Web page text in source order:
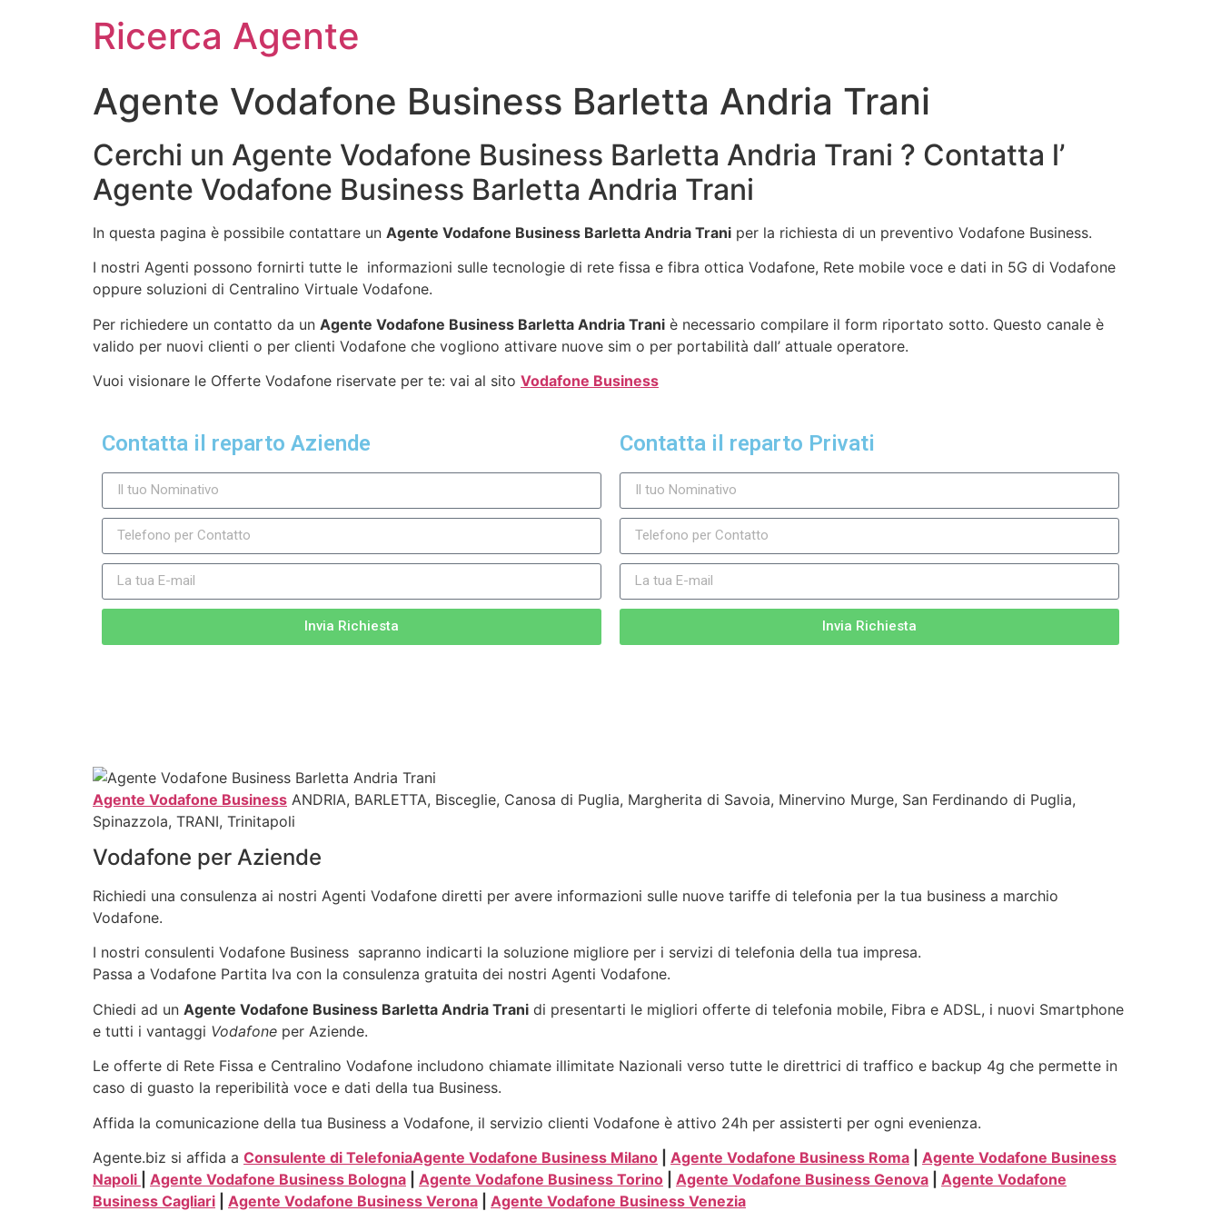
Ricerca Agente
Agente Vodafone Business Barletta Andria Trani
Cerchi un Agente Vodafone Business Barletta Andria Trani ? Contatta l’
Agente Vodafone Business Barletta Andria Trani
In questa pagina è possibile contattare un Agente Vodafone Business Barletta Andria Trani per la richiesta di un preventivo Vodafone Business.
I nostri Agenti possono fornirti tutte le informazioni sulle tecnologie di rete fissa e fibra ottica Vodafone, Rete mobile voce e dati in 5G di Vodafone
oppure soluzioni di Centralino Virtuale Vodafone.
Per richiedere un contatto da un Agente Vodafone Business Barletta Andria Trani è necessario compilare il form riportato sotto. Questo canale è
valido per nuovi clienti o per clienti Vodafone che vogliono attivare nuove sim o per portabilità dall’ attuale operatore.
Vuoi visionare le Offerte Vodafone riservate per te: vai al sito Vodafone Business
Contatta il reparto Aziende
Invia Richiesta
Contatta il reparto Privati
Invia Richiesta
Agente Vodafone Business ANDRIA, BARLETTA, Bisceglie, Canosa di Puglia, Margherita di Savoia, Minervino Murge, San Ferdinando di Puglia,
Spinazzola, TRANI, Trinitapoli
Vodafone per Aziende
Richiedi una consulenza ai nostri Agenti Vodafone diretti per avere informazioni sulle nuove tariffe di telefonia per la tua business a marchio
Vodafone.
I nostri consulenti Vodafone Business sapranno indicarti la soluzione migliore per i servizi di telefonia della tua impresa.
Passa a Vodafone Partita Iva con la consulenza gratuita dei nostri Agenti Vodafone.
Chiedi ad un Agente Vodafone Business Barletta Andria Trani di presentarti le migliori offerte di telefonia mobile, Fibra e ADSL, i nuovi Smartphone
e tutti i vantaggi Vodafone per Aziende.
Le offerte di Rete Fissa e Centralino Vodafone includono chiamate illimitate Nazionali verso tutte le direttrici di traffico e backup 4g che permette in
caso di guasto la reperibilità voce e dati della tua Business.
Affida la comunicazione della tua Business a Vodafone, il servizio clienti Vodafone è attivo 24h per assisterti per ogni evenienza.
Agente.biz si affida a Consulente di TelefoniaAgente Vodafone Business Milano Agente Vodafone Business Roma
Agente Vodafone Business
Napoli
Agente Vodafone Business Bologna Agente Vodafone Business Torino Agente Vodafone Business Genova
Agente Vodafone
Business Cagliari
Agente Vodafone Business Verona Agente Vodafone Business Venezia